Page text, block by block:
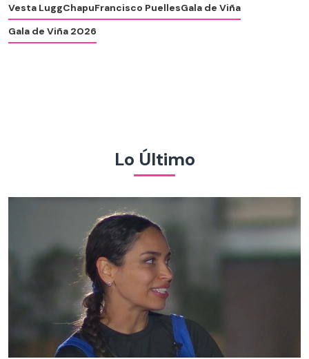
Vesta LuggChapuFrancisco PuellesGala de Viña
Gala de Viña 2026
Lo Último